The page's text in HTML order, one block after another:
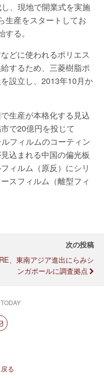
、現地で開業式を実施
生産をスタートしてお
る。
どに使われるポリエス
するため、三菱樹脂ポ
設立し、2013年10月か
生産が本格化する見込
で20億円を投じて
フィルムのコーティン
込まれる中国の偏光板
ィルム（原反）にシリ
スフィルム（離型フィ
次の投稿
、東南アジア進出にらみシ
ンガポールに調査拠点
る